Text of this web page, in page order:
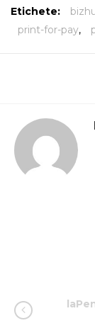
Etichete:
print-for-pay,